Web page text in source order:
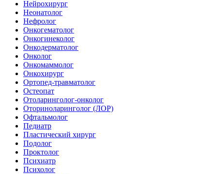
Нейрохирург
Неонатолог
Нефролог
Онкогематолог
Онкогинеколог
Онкодерматолог
Онколог
Онкомаммолог
Онкохирург
Ортопед-травматолог
Остеопат
Отоларинголог-онколог
Оториноларинголог (ЛОР)
Офтальмолог
Педиатр
Пластический хирург
Подолог
Проктолог
Психиатр
Психолог